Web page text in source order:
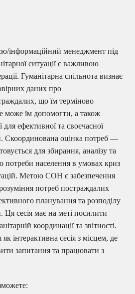
інформаційний менеджмент під
ситуації є важливою
Гуманітарна спільнота визнає
даних про
що їм терміново
може їм допомогти, а також
для ефективної та своєчасної
Скоординована оцінка потреб —
для збирання, аналізу та
потреби населення в умовах криз
Метою СОН є забезпечення
потреб постраждалих
планування та розподілу
Ця сесія має на меті посилити
координації та звітності.
інтерактивна сесія з місцем, де
запитання та працювати з